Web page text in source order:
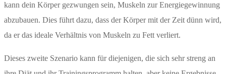
kann dein Körper gezwungen sein, Muskeln zur Energiegewinnung
abzubauen. Dies führt dazu, dass der Körper mit der Zeit dünn wird,
da er das ideale Verhältnis von Muskeln zu Fett verliert.
Dieses zweite Szenario kann für diejenigen, die sich sehr streng an